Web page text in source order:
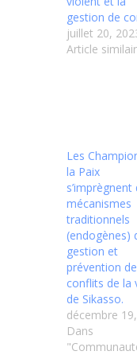
gestion de
juillet 20,
Article
Les
la Paix
s’imprègnent
mécanismes
traditionnels
(endogènes)
gestion et
prévention de
conflits de la
de Sikasso.
décembre
Dans